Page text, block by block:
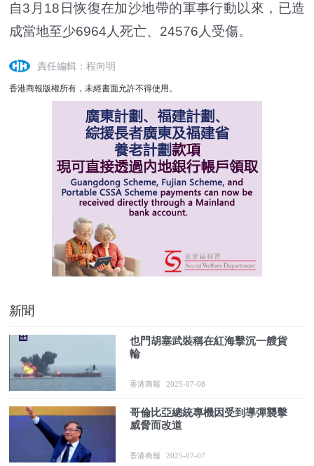
自3月18日恢復在加沙地帶的軍事行動以來，已造
成當地至少6964人死亡、24576人受傷。
責任編輯：程向明
香港商報版權所有，未經書面允許不得使用。
新聞
也門胡塞武裝稱在紅海擊沉一艘貨
輪
香港商報 2025-07-08
哥倫比亞總統專機因受到導彈襲擊
威脅而改道
香港商報 2025-07-07